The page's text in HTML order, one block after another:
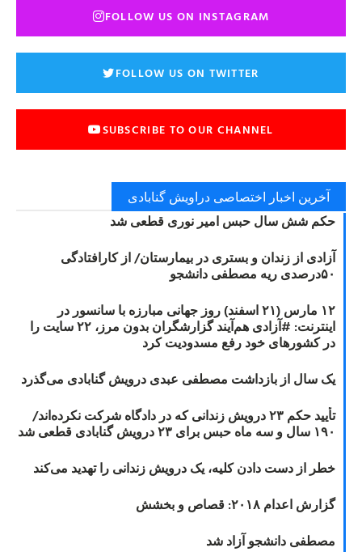
FOLLOW US ON INSTAGRAM
FOLLOW US ON TWITTER
SUBSCRIBE TO OUR CHANNEL
آخرین اخبار اختصاصی دراویش گنابادی
حکم شش سال حبس امیر نوری قطعی شد
آزادی از زندان و بستری در بیمارستان/ از کارافتادگی
۵۰درصدی ریه مصطفی دانشجو
۱۲ مارس (۲۱ اسفند) روز جهانی مبارزه با سانسور در
اینترنت: #آزادی هم‌آیند گزارشگران‌ بدون مرز، ۲۲ سایت را
در کشورهای خود رفع مسدودیت کرد
یک سال از بازداشت مصطفی عبدی درویش گنابادی می‌گذرد
تأیید حکم ۲۳ درویش زندانی که در دادگاه شرکت نکرده‌اند/
۱۹۰ سال و سه ماه حبس برای ۲۳ درویش گنابادی قطعی شد
خطر از دست دادن کلیه، یک درویش زندانی را تهدید می‌کند
گزارش اعدام ۲۰۱۸: قصاص و بخشش
مصطفی دانشجو آزاد شد